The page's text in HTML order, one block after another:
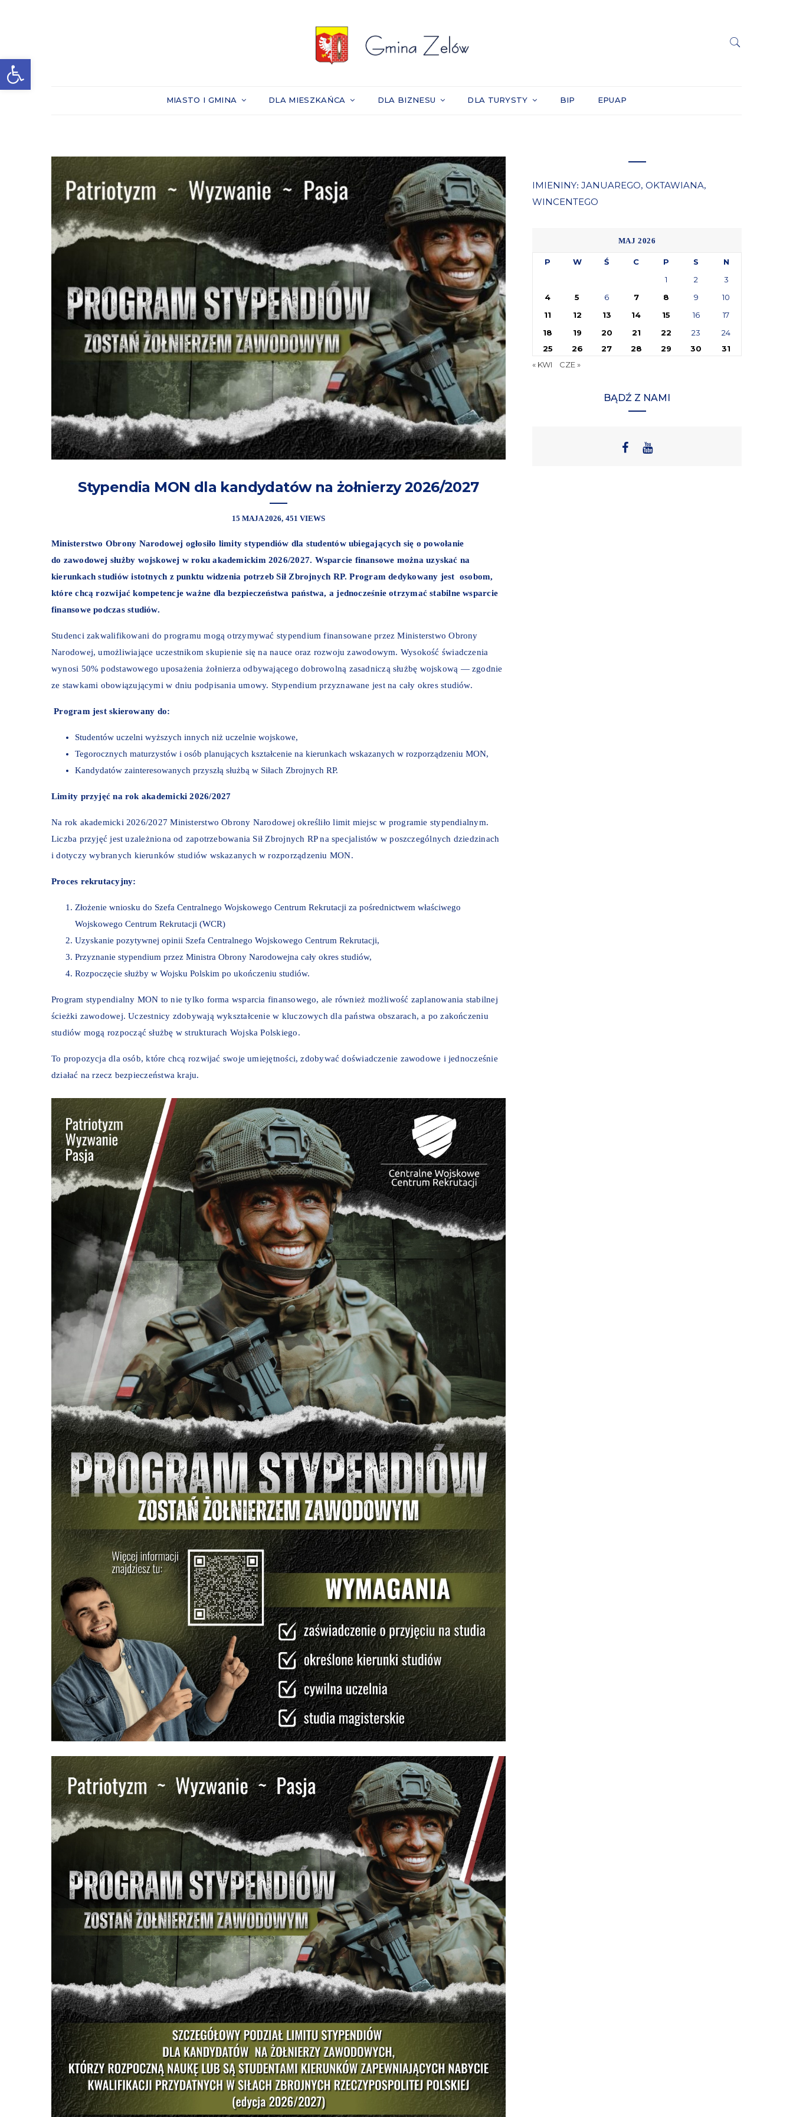
Otwórz pasek narzędzi
MIASTO I GMINA DLA MIESZKAŃCA DLA BIZNESU DLA TURYSTY BIP EPUAP
Stypendia MON dla kandydatów na żołnierzy 2026/2027
15 MAJA 2026 451 VIEWS
Ministerstwo Obrony Narodowej ogłosiło limity stypendiów dla studentów ubiegających się o powołanie
do zawodowej służby wojskowej w roku akademickim 2026/2027. Wsparcie finansowe można uzyskać na
kierunkach studiów istotnych z punktu widzenia potrzeb Sił Zbrojnych RP. Program dedykowany jest osobom,
które chcą rozwijać kompetencje ważne dla bezpieczeństwa państwa, a jednocześnie otrzymać stabilne wsparcie
finansowe podczas studiów.
Studenci zakwalifikowani do programu mogą otrzymywać stypendium finansowane przez Ministerstwo Obrony
Narodowej, umożliwiające uczestnikom skupienie się na nauce oraz rozwoju zawodowym. Wysokość świadczenia
wynosi 50% podstawowego uposażenia żołnierza odbywającego dobrowolną zasadniczą służbę wojskową — zgodnie
ze stawkami obowiązującymi w dniu podpisania umowy. Stypendium przyznawane jest na cały okres studiów.
Program jest skierowany do:
Studentów uczelni wyższych innych niż uczelnie wojskowe,
Tegorocznych maturzystów i osób planujących kształcenie na kierunkach wskazanych w rozporządzeniu MON,
Kandydatów zainteresowanych przyszłą służbą w Siłach Zbrojnych RP.
Limity przyjęć na rok akademicki 2026/2027
Na rok akademicki 2026/2027 Ministerstwo Obrony Narodowej określiło limit miejsc w programie stypendialnym.
Liczba przyjęć jest uzależniona od zapotrzebowania Sił Zbrojnych RP na specjalistów w poszczególnych dziedzinach
i dotyczy wybranych kierunków studiów wskazanych w rozporządzeniu MON.
Proces rekrutacyjny:
Złożenie wniosku do Szefa Centralnego Wojskowego Centrum Rekrutacji za pośrednictwem właściwego
Wojskowego Centrum Rekrutacji (WCR)
Uzyskanie pozytywnej opinii Szefa Centralnego Wojskowego Centrum Rekrutacji,
Przyznanie stypendium przez Ministra Obrony Narodowejna cały okres studiów,
Rozpoczęcie służby w Wojsku Polskim po ukończeniu studiów.
Program stypendialny MON to nie tylko forma wsparcia finansowego, ale również możliwość zaplanowania stabilnej
ścieżki zawodowej. Uczestnicy zdobywają wykształcenie w kluczowych dla państwa obszarach, a po zakończeniu
studiów mogą rozpocząć służbę w strukturach Wojska Polskiego.
To propozycja dla osób, które chcą rozwijać swoje umiejętności, zdobywać doświadczenie zawodowe i jednocześnie
działać na rzecz bezpieczeństwa kraju.
IMIENINY: JANUAREGO, OKTAWIANA,
WINCENTEGO
MAJ 2026
P W Ś C P S
N
1
2
3
4
5 6 7 8 9
10
11
12 13 14 15 16
17
18
19 20 21 22 23
24
25
26 27 28 29 30
31
« KWI
CZE »
BĄDŹ Z NAMI